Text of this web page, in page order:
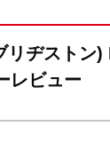
リヂストン)
レビュー